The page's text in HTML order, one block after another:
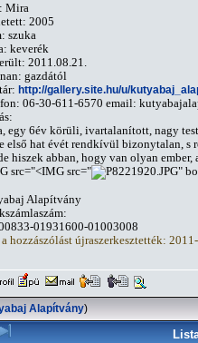
Mira
2005
szuka
keverék
2011.08.21.
gazdától
http://gallery.site.hu/u/
06-30-611-6570 email:
egy 6év körüli, ivartalanított, nagy
első hat évét rendkívül bizonytalan, s
hiszek abban, hogy van olyan
src="<IMG src="
"
Alapítvány
01931600-01003008
hozzászólást újraszerkesztették:
Alapítvány)